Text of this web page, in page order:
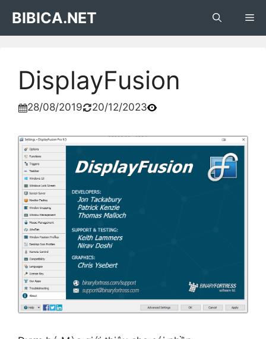
content
BIBICA.NET
DisplayFusion
28/08/201920/12/2023